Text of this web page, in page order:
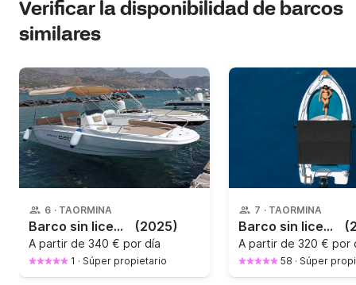
Verificar la disponibilidad de barcos
similares
6 · TAORMINA
Barco sin licencia Q-barqa Q-barqa 40CV (2025)
A partir de 340 € por día
1 · Súper propietario
7 · TAORMINA
Barco sin licencia Blumax 19 Pro Blumax 19 Pro 40CV
A partir de 320 € por
58 · Súper